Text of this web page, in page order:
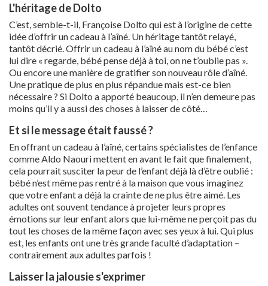
L'héritage de Dolto
C’est, semble-t-il, Françoise Dolto qui est à l’origine de cette
idée d’offrir un cadeau à l’aîné. Un héritage tantôt relayé,
tantôt décrié. Offrir un cadeau à l’aîné au nom du bébé c’est
lui dire « regarde, bébé pense déjà à toi, on ne t’oublie pas ».
Ou encore une manière de gratifier son nouveau rôle d’aîné.
Une pratique de plus en plus répandue mais est-ce bien
nécessaire ? Si Dolto a apporté beaucoup, il n’en demeure pas
moins qu’il y a aussi des choses à laisser de côté…
Et si le message était faussé ?
En offrant un cadeau à l’aîné, certains spécialistes de l’enfance
comme Aldo Naouri mettent en avant le fait que finalement,
cela pourrait susciter la peur de l’enfant déjà là d’être oublié :
bébé n’est même pas rentré à la maison que vous imaginez
que votre enfant a déjà la crainte de ne plus être aimé. Les
adultes ont souvent tendance à projeter leurs propres
émotions sur leur enfant alors que lui-même ne perçoit pas du
tout les choses de la même façon avec ses yeux à lui. Qui plus
est, les enfants ont une très grande faculté d’adaptation –
contrairement aux adultes parfois !
Laisser la jalousie s'exprimer